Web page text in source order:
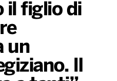
il figlio di
un
Il